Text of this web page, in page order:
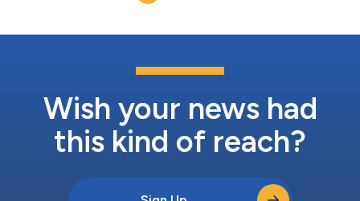
Wish your news had
this kind of reach?